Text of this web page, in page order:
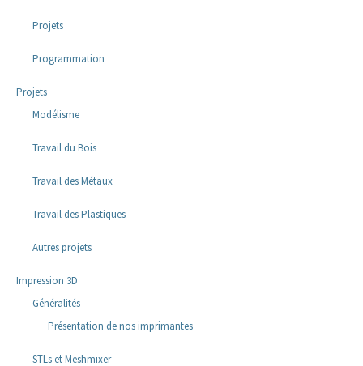
Projets
Programmation
Projets
Modélisme
Travail du Bois
Travail des Métaux
Travail des Plastiques
Autres projets
Impression 3D
Généralités
Présentation de nos imprimantes
STLs et Meshmixer